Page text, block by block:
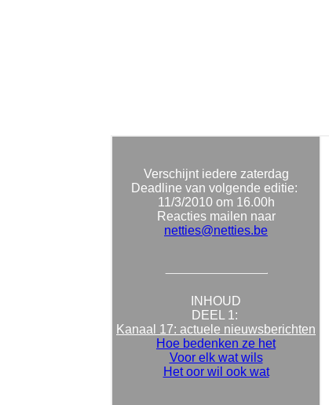
Verschijnt iedere zaterdag
Deadline van volgende editie:
11/3/2010 om 16.00h
Reacties mailen naar
netties@netties.be
INHOUD
DEEL 1:
Kanaal 17: actuele nieuwsberichten
Hoe bedenken ze het
Voor elk wat wils
Het oor wil ook wat